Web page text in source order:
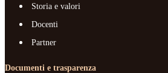
Storia e valori
Docenti
Partner
Documenti e trasparenza